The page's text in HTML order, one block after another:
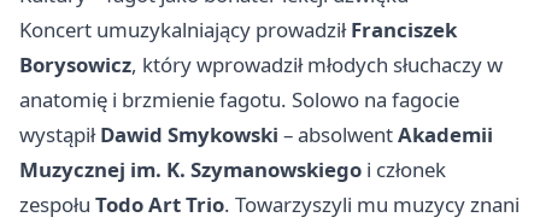
Koncert umuzykalniający prowadziłFranciszek
Borysowicz, który wprowadził młodych słuchaczy w
anatomię i brzmienie fagotu. Solowo na fagocie
wystąpiłDawid Smykowski – absolwentAkademii
Muzycznej im. K. Szymanowskiego i członek
zespołu Todo Art Trio. Towarzyszyli mu muzycy znani